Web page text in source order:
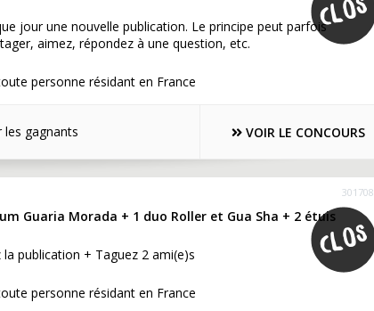
jour une nouvelle publication. Le principe peut parfois
aimez, répondez à une question, etc.
personne résidant en France
les gagnants VOIR LE CONCOURS
301708
Guaria Morada + 1 duo Roller et Gua Sha + 2 étuis
publication + Taguez 2 ami(e)s
personne résidant en France